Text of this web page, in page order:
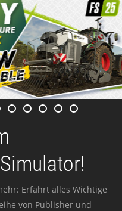
Erfahrt alles Wichtige
von Publisher und